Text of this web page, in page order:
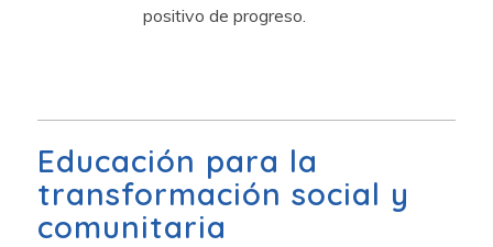
positivo de progreso.
Educación para la
transformación social y
comunitaria